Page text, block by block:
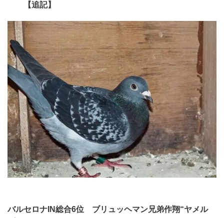
【追記】
バルセロナIN総合6位 ブリュッヘマン兄弟作翔“ヤメル